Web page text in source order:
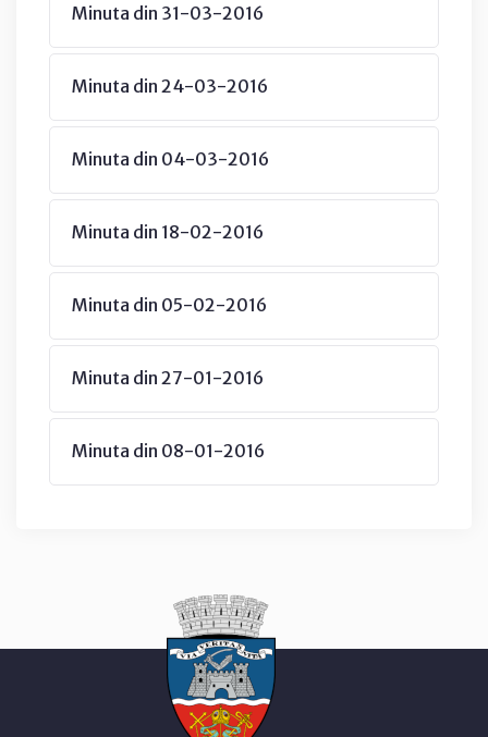
Minuta din 31-03-2016
Minuta din 24-03-2016
Minuta din 04-03-2016
Minuta din 18-02-2016
Minuta din 05-02-2016
Minuta din 27-01-2016
Minuta din 08-01-2016